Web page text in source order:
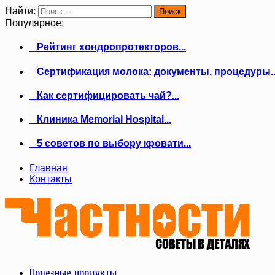
Найти:
Популярное:
Рейтинг хондропротекторов...
Сертификация молока: документы,
Как сертифицировать чай?...
Клиника Memorial Hospital...
5 советов по выбору кровати...
Главная
Контакты